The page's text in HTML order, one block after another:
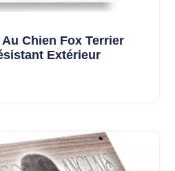
Chien Fox Terrier
Extérieur